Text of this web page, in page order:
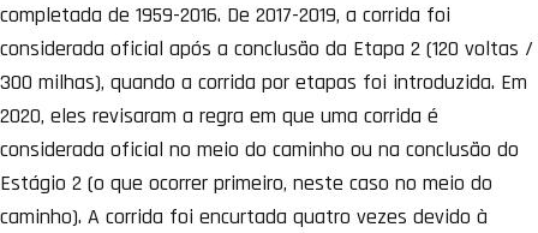
completada de 1959-2016. De 2017-2019, a corrida foi
considerada oficial após a conclusão da Etapa 2 (120 voltas /
300 milhas), quando a corrida por etapas foi introduzida. Em
2020, eles revisaram a regra em que uma corrida é
considerada oficial no meio do caminho ou na conclusão do
Estágio 2 (o que ocorrer primeiro, neste caso no meio do
caminho). A corrida foi encurtada quatro vezes devido à